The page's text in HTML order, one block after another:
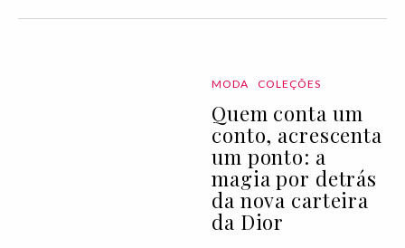
MODA COLEÇÕES
Quem conta um
conto, acrescenta
um ponto: a
magia por detrás
da nova carteira
da Dior